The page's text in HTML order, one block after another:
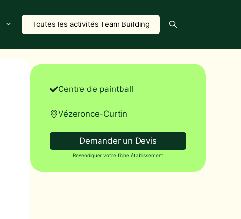
Toutes les activités Team Building
Centre de paintball
Vézeronce-Curtin
Demander un Devis
Revendiquer votre fiche établissement